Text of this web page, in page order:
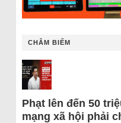
CHÂM BIẾM
Phạt lên đến 50
mạng xã hội phải